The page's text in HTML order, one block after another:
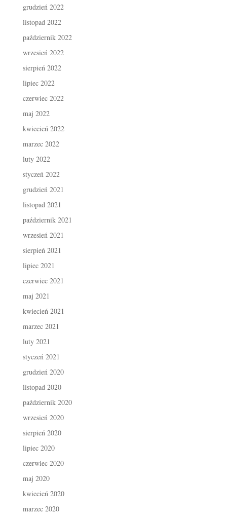
grudzień 2022
listopad 2022
październik 2022
wrzesień 2022
sierpień 2022
lipiec 2022
czerwiec 2022
maj 2022
kwiecień 2022
marzec 2022
luty 2022
styczeń 2022
grudzień 2021
listopad 2021
październik 2021
wrzesień 2021
sierpień 2021
lipiec 2021
czerwiec 2021
maj 2021
kwiecień 2021
marzec 2021
luty 2021
styczeń 2021
grudzień 2020
listopad 2020
październik 2020
wrzesień 2020
sierpień 2020
lipiec 2020
czerwiec 2020
maj 2020
kwiecień 2020
marzec 2020